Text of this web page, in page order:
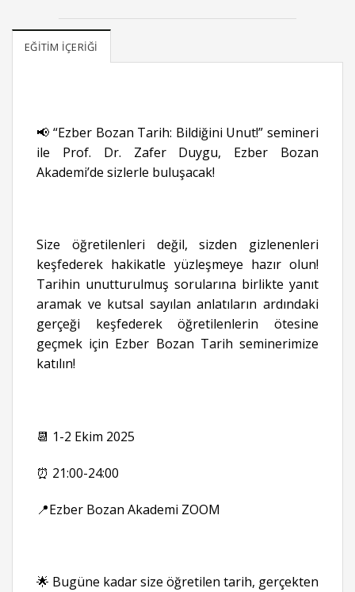
EĞITIM İÇERIĞI
📢 “Ezber Bozan Tarih: Bildiğini Unut!” semineri
ile Prof. Dr. Zafer Duygu, Ezber Bozan
Akademi’de sizlerle buluşacak!
Size öğretilenleri değil, sizden gizlenenleri
keşfederek hakikatle yüzleşmeye hazır olun!
Tarihin unutturulmuş sorularına birlikte yanıt
aramak ve kutsal sayılan anlatıların ardındaki
gerçeği keşfederek öğretilenlerin ötesine
geçmek için Ezber Bozan Tarih seminerimize
katılın!
📆 1-2 Ekim 2025
⏰ 21:00-24:00
📍Ezber Bozan Akademi ZOOM
🌟 Bugüne kadar size öğretilen tarih, gerçekten